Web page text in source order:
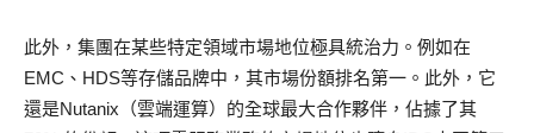
此外，集團在某些特定領域市場地位極具統治力。例如在
EMC、HDS等存儲品牌中，其市場份額排名第一。此外，它
還是Nutanix（雲端運算）的全球最大合作夥伴，佔據了其